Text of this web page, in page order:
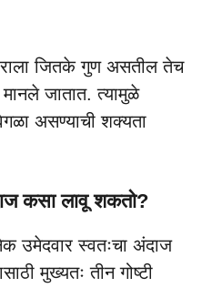
जितके गुण असतील तेच
जातात. त्यामुळे
असण्याची शक्यता
कसा लावू शकतो?
उमेदवार स्वतःचा अंदाज
मुख्यतः तीन गोष्टी